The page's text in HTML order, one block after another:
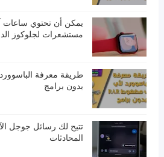
يمكن أن تحتوي ساعات
مستشعرات لجلوكوز
بدون برامج
تتيح لك رسائل جوجل
المحادثات